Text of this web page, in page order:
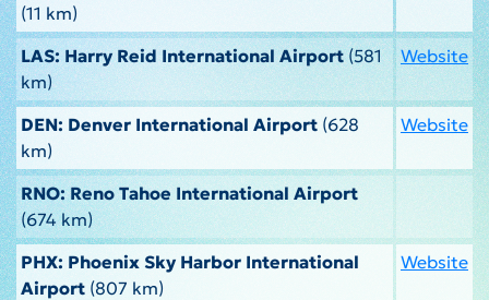
(11 km)
LAS: Harry Reid International Airport(581
km)
Website
DEN: Denver International Airport (628
km)
Website
RNO: Reno Tahoe International Airport
(674 km)
PHX: Phoenix Sky Harbor International
Airport (807 km)
Website